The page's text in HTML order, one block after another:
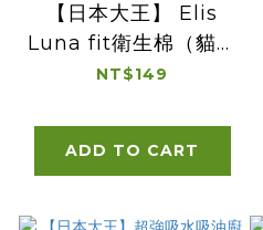
【日本大王】 Elis
Luna fit衛生棉（貓咪
插畫限量版）（規格：
款可選）
NT$149
ADD TO CART